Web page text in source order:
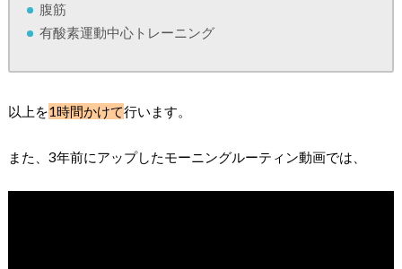
腹筋
有酸素運動中心トレーニング
以上を1時間かけて行います。
また、3年前にアップしたモーニングルーティン動画では、